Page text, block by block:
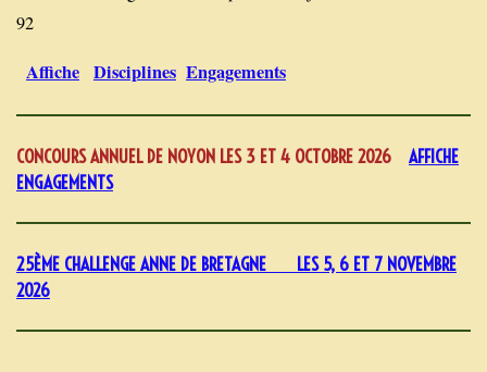
92
Affiche Disciplines Engagements
CONCOURS ANNUEL DE NOYON LES 3 ET 4 OCTOBRE 2026 AFFICHE
ENGAGEMENTS
25ÈME CHALLENGE ANNE DE BRETAGNE LES 5, 6 ET 7 NOVEMBRE
2026